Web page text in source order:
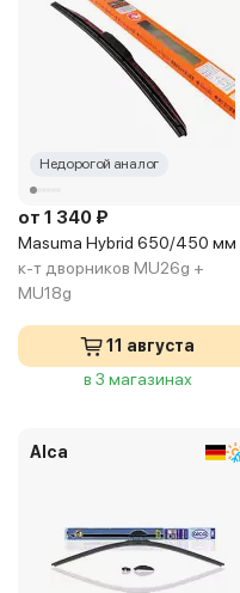
Недорогой аналог
от 1 340 ₽
Masuma Hybrid 650/450 мм
к-т дворников MU26g +
MU18g
11 августа
в 3 магазинах
Alca